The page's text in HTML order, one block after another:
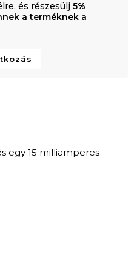
és részesülj 5%
a terméknek a
egy 15 milliamperes